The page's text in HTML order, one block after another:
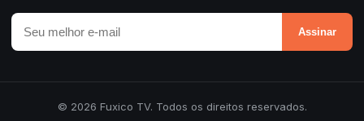
Assinar
© 2026 Fuxico TV. Todos os direitos reservados.